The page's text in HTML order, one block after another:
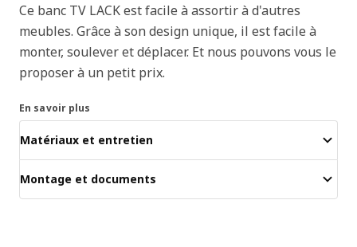
Ce banc TV LACK est facile à assortir à d'autres
meubles. Grâce à son design unique, il est facile à
monter, soulever et déplacer. Et nous pouvons vous le
proposer à un petit prix.
En savoir plus
Matériaux et entretien
Montage et documents